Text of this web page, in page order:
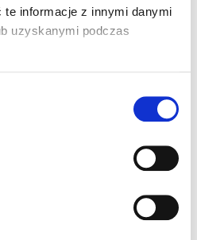
te informacje z innymi danymi
uzyskanymi podczas